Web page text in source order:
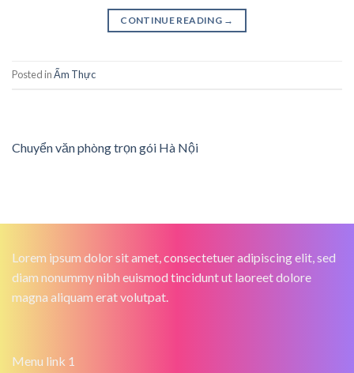
CONTINUE READING →
Posted inẨm Thực
Chuyển văn phòng trọn gói Hà Nội
Lorem ipsum dolor sit amet, consectetuer adipiscing elit, sed
diam nonummy nibh euismod tincidunt ut laoreet dolore
magna aliquam erat volutpat.
Menu link 1